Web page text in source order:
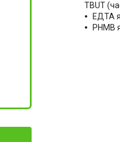
TBUT
ЕДТА
РНМВ